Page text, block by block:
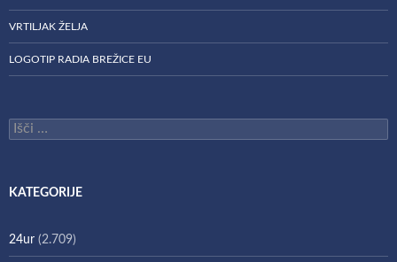
VRTILJAK ŽELJA
LOGOTIP RADIA BREŽICE EU
Išči:
KATEGORIJE
24ur (2.709)